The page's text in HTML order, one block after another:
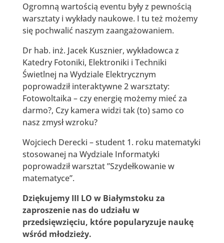
Ogromną wartością eventu były z pewnością
warsztaty i wykłady naukowe. I tu też możemy
się pochwalić naszym zaangażowaniem.
Dr hab. inż. Jacek Kusznier, wykładowca z
Katedry Fotoniki, Elektroniki i Techniki
Świetlnej na Wydziale Elektrycznym
poprowadził interaktywne 2 warsztaty:
Fotowoltaika – czy energię możemy mieć za
darmo?, Czy kamera widzi tak (to) samo co
nasz zmysł wzroku?
Wojciech Derecki – student 1. roku matematyki
stosowanej na Wydziale Informatyki
poprowadził warsztat ”Szydełkowanie w
matematyce”.
Dziękujemy III LO w Białymstoku za
zaproszenie nas do udziału w
przedsięwzięciu, które popularyzuje naukę
wśród młodzieży.